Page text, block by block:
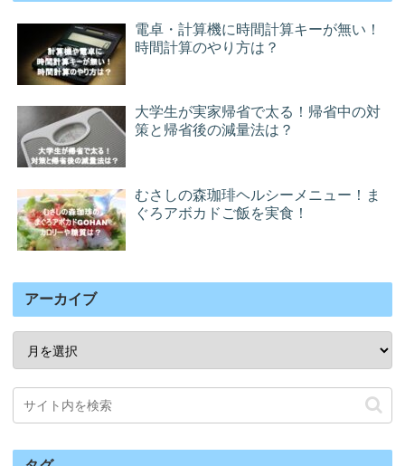
電卓・計算機に時間計算キーが無い！
時間計算のやり方は？
大学生が実家帰省で太る！帰省中の対
策と帰省後の減量法は？
むさしの森珈琲ヘルシーメニュー！ま
ぐろアボカドご飯を実食！
アーカイブ